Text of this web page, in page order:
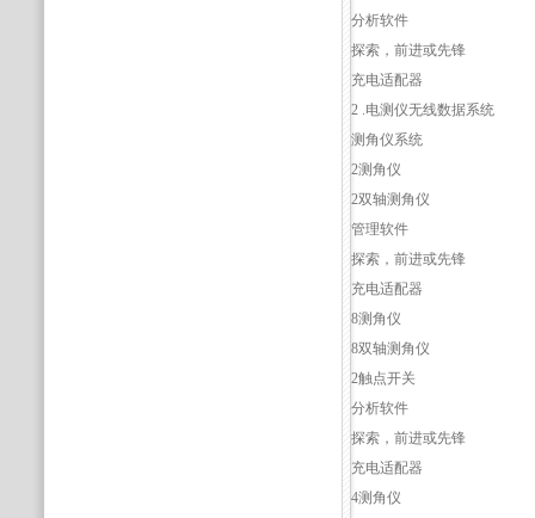
分析软件
探索，前进或先锋
充电适配器
2 .电测仪无线数据系统
测角仪系统
2测角仪
2双轴测角仪
管理软件
探索，前进或先锋
充电适配器
8测角仪
8双轴测角仪
2触点开关
分析软件
探索，前进或先锋
充电适配器
4测角仪